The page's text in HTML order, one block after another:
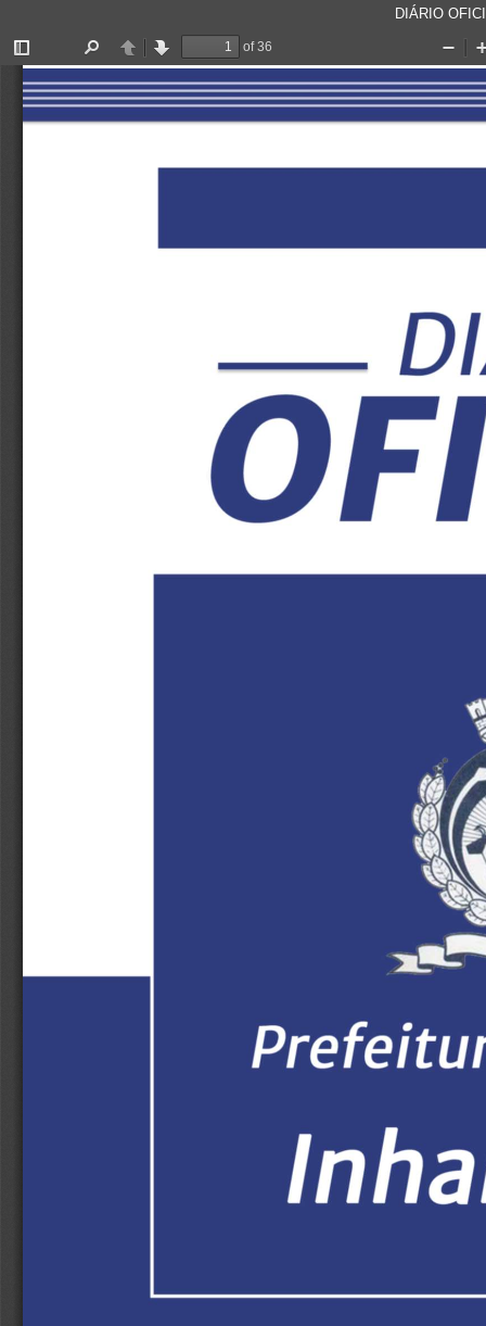
DIÁRIO